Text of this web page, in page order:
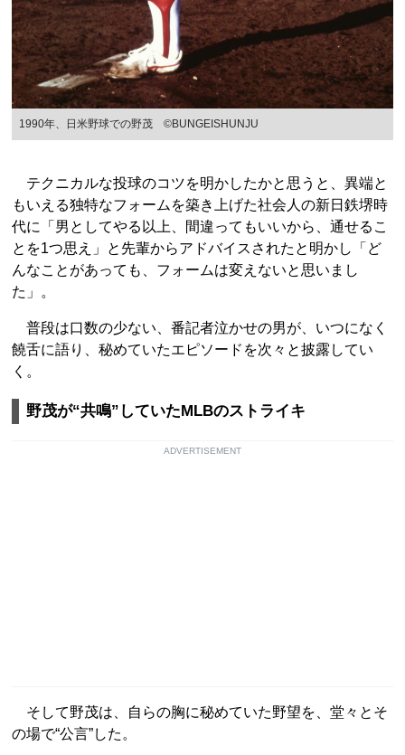
1990年、日米野球での野茂 ©BUNGEISHUNJU
テクニカルな投球のコツを明かしたかと思うと、異端と
もいえる独特なフォームを築き上げた社会人の新日鉄堺時
代に「男としてやる以上、間違ってもいいから、通せるこ
とを1つ思え」と先輩からアドバイスされたと明かし「ど
んなことがあっても、フォームは変えないと思いまし
た」。
普段は口数の少ない、番記者泣かせの男が、いつになく
饒舌に語り、秘めていたエピソードを次々と披露してい
く。
野茂が“共鳴”していたMLBのストライキ
ADVERTISEMENT
そして野茂は、自らの胸に秘めていた野望を、堂々とそ
の場で“公言”した。